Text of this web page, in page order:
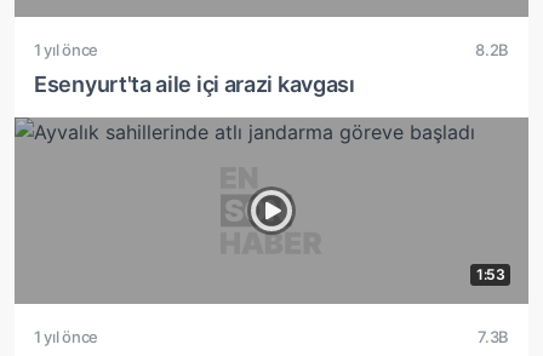
1 yıl önce 8.2B
Esenyurt'ta aile içi arazi kavgası
1:53
1 yıl önce 7.3B